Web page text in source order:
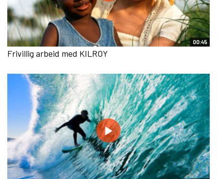
00:45
Frivillig arbeid med KILROY